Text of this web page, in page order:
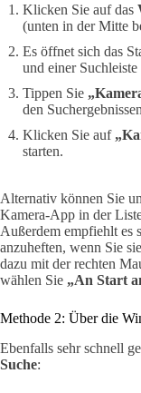
Klicken Sie auf das
(unten in der Mitte
Es öffnet sich das
und einer Suchleiste
Tippen Sie
den
Klicken Sie auf
starten.
Alternativ können Sie
Kamera-App in der
Außerdem empfiehlt es
anzuheften, wenn Sie
dazu mit der rechten
wählen Sie „An Start
Methode 2: Über die
Ebenfalls sehr schnell
Suche: